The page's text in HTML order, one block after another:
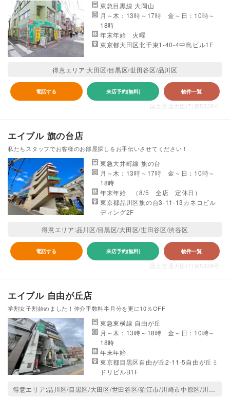
東急目黒線 大岡山
月～木：13時～17時 金～日：10時～
18時
年末年始 火曜
東京都大田区北千束1-40-4中島ビル1F
得意エリア:大田区/目黒区/世田谷区/品川区
電話する 来店予約(無料) 物件一覧
国土交通大臣(7)第5338号
エイブル 旗の台店
私たちスタッフでお客様のお部屋探しをお手伝いさせてください！
東急大井町線 旗の台
月～木：13時～17時 金～日：10時～
18時
年末年始 （8/5 全店 定休日）
東京都品川区旗の台3-11-13カネコビル
ディング2F
得意エリア:品川区/目黒区/大田区/世田谷区/渋谷区
電話する 来店予約(無料) 物件一覧
国土交通大臣(7)第5338号
エイブル 自由が丘店
学割女子割始めました！仲介手数料半月分を更に10％OFF
東急東横線 自由が丘
月～木：13時～18時 金～日：10時～
18時
年末年始
東京都目黒区自由が丘2-11-5自由が丘ミ
ドリビルB1F